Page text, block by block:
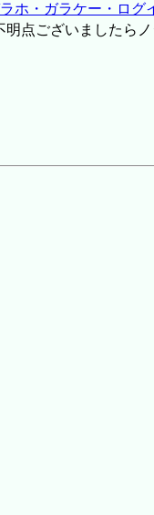
ホ・ガラケー・ログ
点ございましたらノ